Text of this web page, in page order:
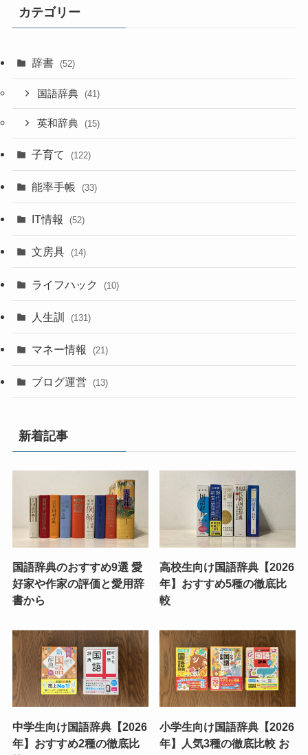
カテゴリー
辞書 (52)
国語辞典 (41)
英和辞典 (15)
子育て (122)
能率手帳 (33)
IT情報 (52)
文房具 (14)
ライフハック (10)
人生訓 (131)
マネー情報 (21)
ブログ運営 (13)
新着記事
国語辞典のおすすめ9選 愛
好家や作家の評価と愛用辞
書から
高校生向け国語辞典【2026
年】おすすめ5種の徹底比
較
中学生向け国語辞典【2026
年】おすすめ2種の徹底比
小学生向け国語辞典【2026
年】人気3種の徹底比較 お